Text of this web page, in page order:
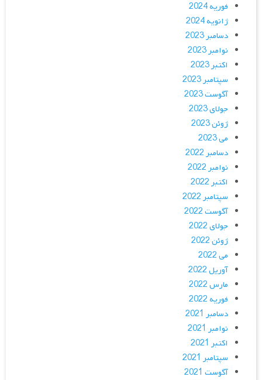
فوریه 2024
ژانویه 2024
دسامبر 2023
نوامبر 2023
اکتبر 2023
سپتامبر 2023
آگوست 2023
جولای 2023
ژوئن 2023
می 2023
دسامبر 2022
نوامبر 2022
اکتبر 2022
سپتامبر 2022
آگوست 2022
جولای 2022
ژوئن 2022
می 2022
آوریل 2022
مارس 2022
فوریه 2022
دسامبر 2021
نوامبر 2021
اکتبر 2021
سپتامبر 2021
آگوست 2021